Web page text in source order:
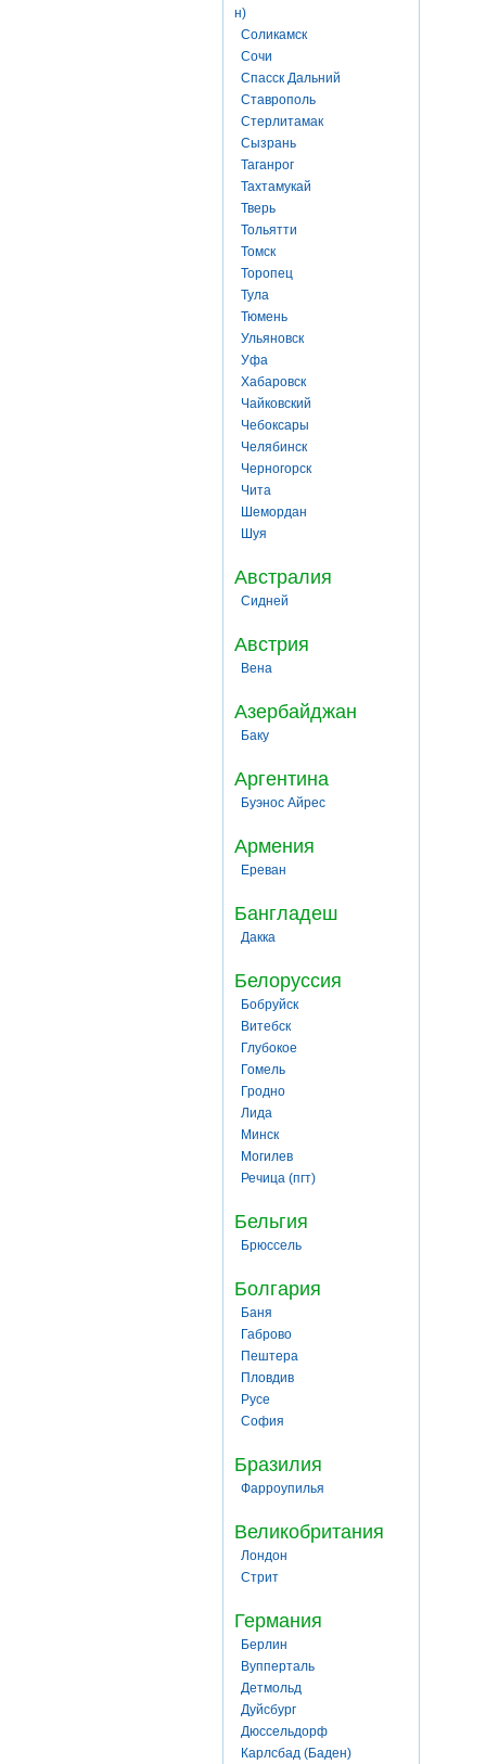
н)
Соликамск
Сочи
Спасск Дальний
Ставрополь
Стерлитамак
Сызрань
Таганрог
Тахтамукай
Тверь
Тольятти
Томск
Торопец
Тула
Тюмень
Ульяновск
Уфа
Хабаровск
Чайковский
Чебоксары
Челябинск
Черногорск
Чита
Шемордан
Шуя
Австралия
Сидней
Австрия
Вена
Азербайджан
Баку
Аргентина
Буэнос Айрес
Армения
Ереван
Бангладеш
Дакка
Белоруссия
Бобруйск
Витебск
Глубокое
Гомель
Гродно
Лида
Минск
Могилев
Речица (пгт)
Бельгия
Брюссель
Болгария
Баня
Габрово
Пештера
Пловдив
Русе
София
Бразилия
Фарроупилья
Великобритания
Лондон
Стрит
Германия
Берлин
Вупперталь
Детмольд
Дуйсбург
Дюссельдорф
Карлсбад (Баден)